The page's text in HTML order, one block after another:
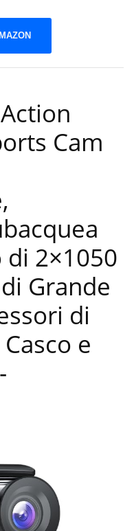
Cam
2×1050
Grande
di
e
-